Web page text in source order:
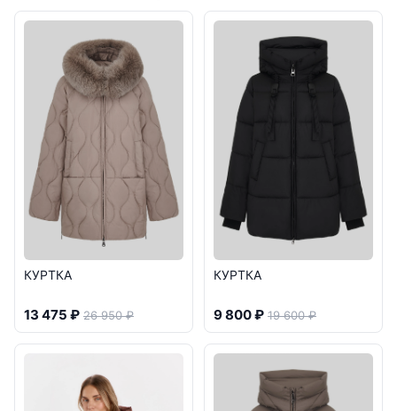
КУРТКА
13 475 ₽ 26 950 ₽
КУРТКА
9 800 ₽ 19 600 ₽